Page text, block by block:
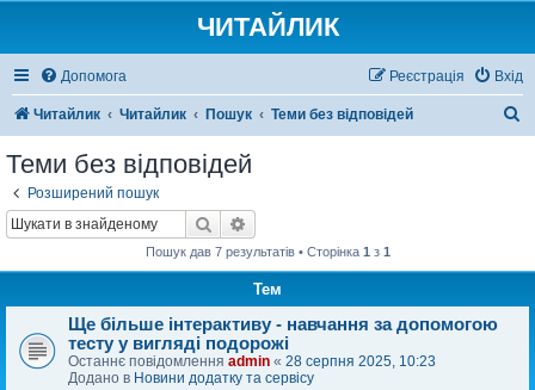
ЧИТАЙЛИК
Допомога Вхід
Реєстрація
Читайлик Читайлик Пошук Теми без відповідей
Теми без відповідей
Розширений пошук
Пошук
Пошук дав 7 результатів • Сторінка 1з 1
Тем
Ще більше інтерактиву - навчання за допомогою
тесту у вигляді подорожі
Останнє повідомлення admin « 28 серпня 2025, 10:23
Додано в Новини додатку та сервісу